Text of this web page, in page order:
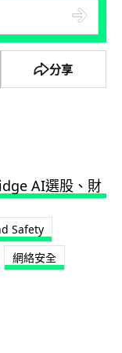
分享
Safety
網絡安全